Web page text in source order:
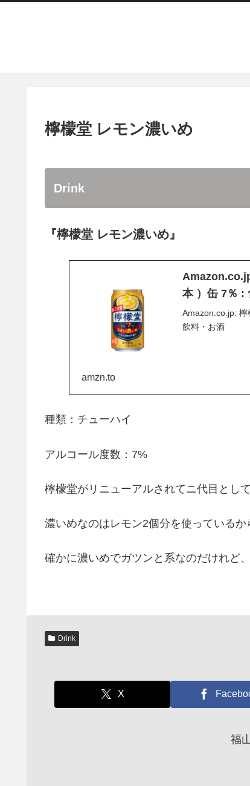
檸檬堂 レモン濃いめ
Drink
『檸檬堂 レモン濃いめ』
本 ）缶 7％ :
Amazon.co.jp: 檸
飲料・お酒
amzn.to
種類：チューハイ
アルコール度数：7%
檸檬堂がリニューアルされてニ代目とし
濃いめなのはレモン2個分を使っているか
確かに濃いめでガツンと系なのだけれど
Drink
X
福